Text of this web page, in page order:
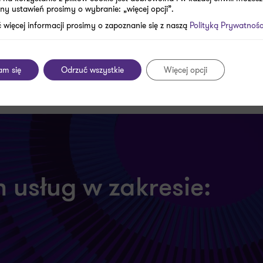
co ma zapewnić rzetelność oraz dokładność
daty, zakres, standardy [INFORMATOR]
w zakresie:
ustawień prosimy o wybranie: „więcej opcji”.
więcej informacji prosimy o zapoznanie się z naszą Polityką
się Odrzuć wszystkie Więcej opcji